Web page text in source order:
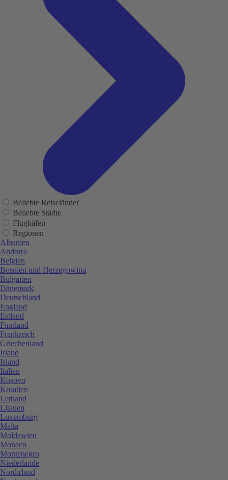
Beliebte Reiseländer
Beliebte Städte
Flughäfen
Regionen
Albanien
Andorra
Belgien
Bosnien und Herzegowina
Bulgarien
Dänemark
Deutschland
England
Estland
Finnland
Frankreich
Griechenland
Irland
Island
Italien
Kosovo
Kroatien
Lettland
Litauen
Luxemburg
Malta
Moldawien
Monaco
Montenegro
Niederlande
Nordirland